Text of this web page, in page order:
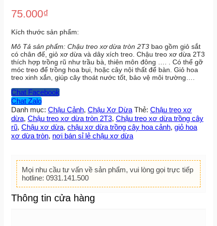
75.000₫
Kích thước sản phẩm:
Mô Tả sản phẩm: Chậu treo xơ dừa tròn 2T3 bao gồm giỏ sắt
có chân đế, giỏ xơ dừa và dây xích treo. Chậu treo xơ dừa 2T3
thích hợp trồng rũ như trầu bà, thiên môn đông …. . Có thể gỡ
móc treo để trồng hoa bụi, hoặc cây nội thất để bàn. Giỏ hoa
treo xinh xắn, giúp cây thoát nước tốt, bảo vệ môi trường….
Chat Facebook
Chat Zalo
Danh mục: Chậu Cảnh, Chậu Xơ Dừa Thẻ: Chậu treo xơ
dừa, Chậu treo xơ dừa tròn 2T3, Chậu treo xơ dừa trồng cây
rũ, Chậu xơ dừa, chậu xơ dừa trồng cây hoa cảnh, giỏ hoa
xơ dừa tròn, nơi bán sỉ lẻ chậu xơ dừa
Mọi nhu cầu tư vấn về sản phẩm, vui lòng gọi trực tiếp
hotline: 0931.141.500
Thông tin cửa hàng